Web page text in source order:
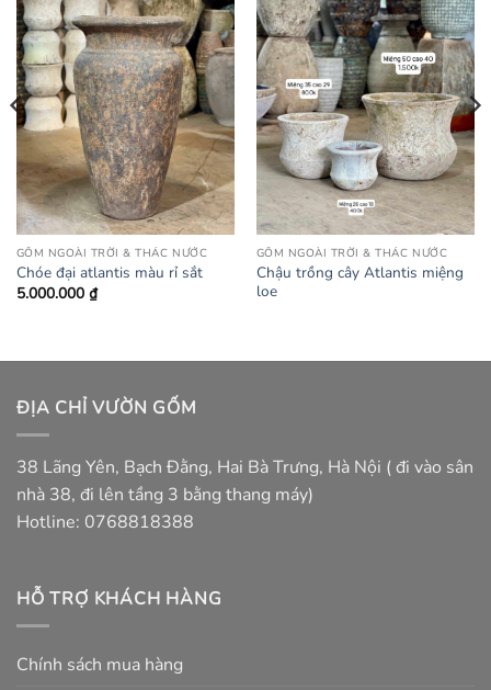
GỐM NGOÀI TRỜI & THÁC NƯỚC
Chóe đại atlantis màu rỉ sắt
5.000.000 ₫
GỐM NGOÀI TRỜI & THÁC NƯỚC
Chậu trồng cây Atlantis miệng
loe
ĐỊA CHỈ VƯỜN GỐM
38 Lãng Yên, Bạch Đằng, Hai Bà Trưng, Hà Nội ( đi vào sân
nhà 38, đi lên tầng 3 bằng thang máy)
Hotline: 0768818388
HỖ TRỢ KHÁCH HÀNG
Chính sách mua hàng